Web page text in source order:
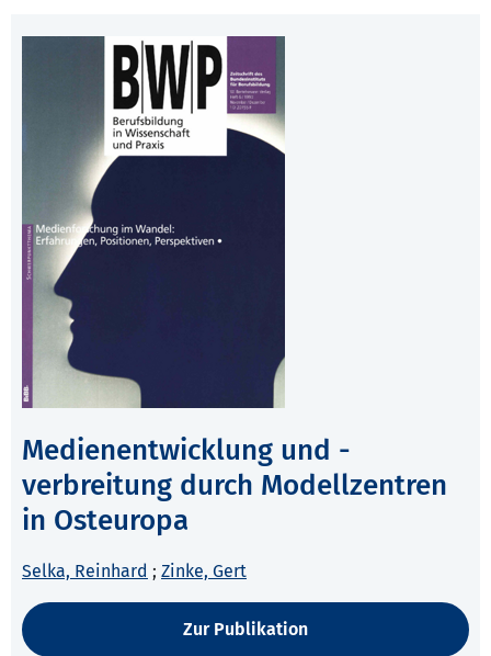
Medienentwicklung und -
verbreitung durch Modellzentren
in Osteuropa
Selka, Reinhard ; Zinke, Gert
Zur Publikation